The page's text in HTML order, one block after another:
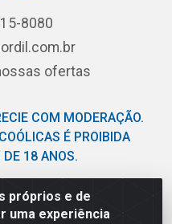
próprios e de
uma experiência
8080
ofertas
COM MODERAÇÃO.
É PROIBIDA
DE 18 ANOS.
2738, Bloco F -